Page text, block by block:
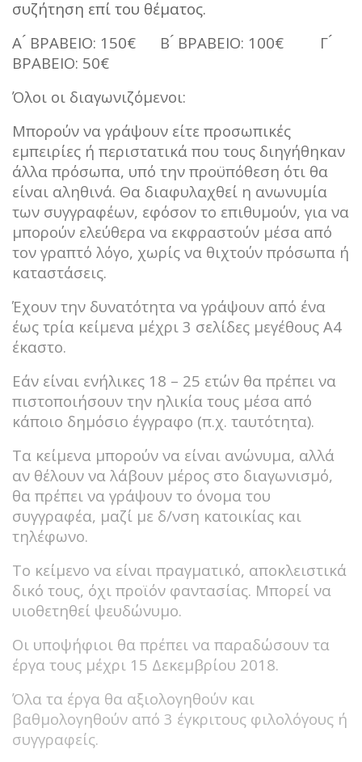
συζήτηση επί του θέματος.
Α ́ ΒΡΑΒΕΙΟ: 150€ Β ́ ΒΡΑΒΕΙΟ: 100€ Γ ́
ΒΡΑΒΕΙΟ: 50€
Όλοι οι διαγωνιζόμενοι:
Μπορούν να γράψουν είτε προσωπικές
εμπειρίες ή περιστατικά που τους διηγήθηκαν
άλλα πρόσωπα, υπό την προϋπόθεση ότι θα
είναι αληθινά. Θα διαφυλαχθεί η ανωνυμία
των συγγραφέων, εφόσον το επιθυμούν, για να
μπορούν ελεύθερα να εκφραστούν μέσα από
τον γραπτό λόγο, χωρίς να θιχτούν πρόσωπα ή
καταστάσεις.
Έχουν την δυνατότητα να γράψουν από ένα
έως τρία κείμενα μέχρι 3 σελίδες μεγέθους Α4
έκαστο.
Εάν είναι ενήλικες 18 – 25 ετών θα πρέπει να
πιστοποιήσουν την ηλικία τους μέσα από
κάποιο δημόσιο έγγραφο (π.χ. ταυτότητα).
Τα κείμενα μπορούν να είναι ανώνυμα, αλλά
αν θέλουν να λάβουν μέρος στο διαγωνισμό,
θα πρέπει να γράψουν το όνομα του
συγγραφέα, μαζί με δ/νση κατοικίας και
τηλέφωνο.
Το κείμενο να είναι πραγματικό, αποκλειστικά
δικό τους, όχι προϊόν φαντασίας. Μπορεί να
υιοθετηθεί ψευδώνυμο.
Οι υποψήφιοι θα πρέπει να παραδώσουν τα
έργα τους μέχρι 15 Δεκεμβρίου 2018.
Όλα τα έργα θα αξιολογηθούν και
βαθμολογηθούν από 3 έγκριτους φιλολόγους ή
συγγραφείς.